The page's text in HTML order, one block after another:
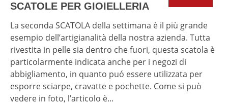
SCATOLE PER GIOIELLERIA
La seconda SCATOLA della settimana è il più grande
esempio dell’artigianalità della nostra azienda. Tutta
rivestita in pelle sia dentro che fuori, questa scatola è
particolarmente indicata anche per i negozi di
abbigliamento, in quanto puó essere utilizzata per
esporre sciarpe, cravatte e pochette. Come si può
vedere in foto, l’articolo è...